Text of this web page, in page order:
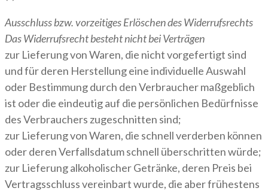
Ausschluss bzw. vorzeitiges Erlöschen des Widerrufsrechts
Das Widerrufsrecht besteht nicht bei Verträgen
zur Lieferung von Waren, die nicht vorgefertigt sind
und für deren Herstellung eine individuelle Auswahl
oder Bestimmung durch den Verbraucher maßgeblich
ist oder die eindeutig auf die persönlichen Bedürfnisse
des Verbrauchers zugeschnitten sind;
zur Lieferung von Waren, die schnell verderben können
oder deren Verfallsdatum schnell überschritten würde;
zur Lieferung alkoholischer Getränke, deren Preis bei
Vertragsschluss vereinbart wurde, die aber frühestens